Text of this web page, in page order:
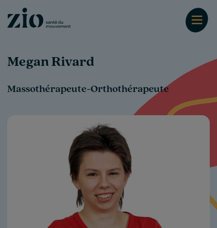
Megan Rivard
Massothérapeute-Orthothérapeute